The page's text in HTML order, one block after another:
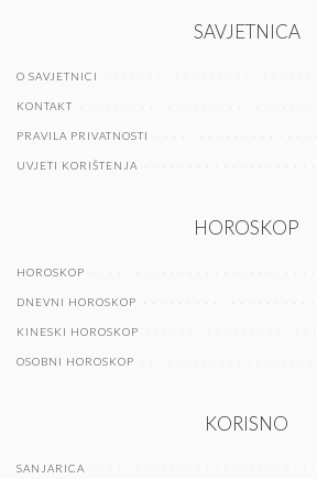
SAVJETNICA
O SAVJETNICI
KONTAKT
PRAVILA PRIVATNOSTI
UVJETI KORIŠTENJA
HOROSKOP
HOROSKOP
DNEVNI HOROSKOP
KINESKI HOROSKOP
OSOBNI HOROSKOP
KORISNO
SANJARICA